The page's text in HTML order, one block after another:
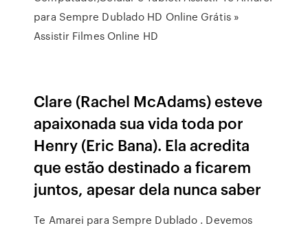
para Sempre Dublado HD Online Grátis »
Assistir Filmes Online HD
Clare (Rachel McAdams) esteve
apaixonada sua vida toda por
Henry (Eric Bana). Ela acredita
que estão destinado a ficarem
juntos, apesar dela nunca saber
Te Amarei para Sempre Dublado . Devemos